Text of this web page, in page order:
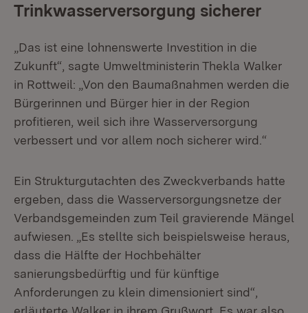
Trinkwasserversorgung sicherer
„Das ist eine lohnenswerte Investition in die
Zukunft“, sagte Umweltministerin Thekla Walker
in Rottweil: „Von den Baumaßnahmen werden die
Bürgerinnen und Bürger hier in der Region
profitieren, weil sich ihre Wasserversorgung
verbessert und vor allem noch sicherer wird.“
Ein Strukturgutachten des Zweckverbands hatte
ergeben, dass die Wasserversorgungsnetze der
Verbandsgemeinden zum Teil gravierende Mängel
aufwiesen. „Es stellte sich beispielsweise heraus,
dass die Hälfte der Hochbehälter
sanierungsbedürftig und für künftige
Anforderungen zu klein dimensioniert sind“,